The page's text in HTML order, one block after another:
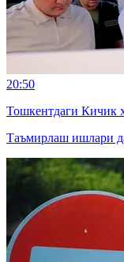
20:50
Тошкентдаги Кичик
Таъмирлаш ишлари